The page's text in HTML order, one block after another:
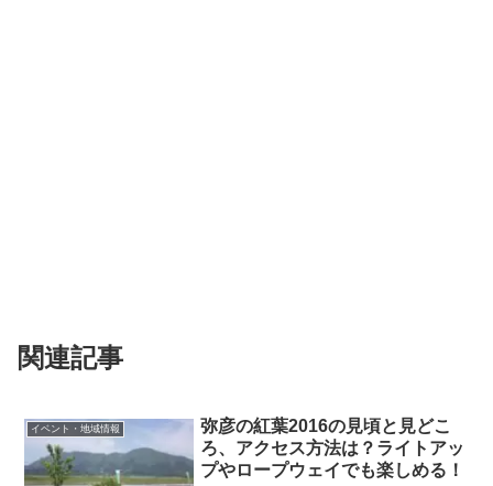
関連記事
イベント・地域情報
弥彦の紅葉2016の見頃と見どこ
ろ、アクセス方法は？ライトアッ
プやロープウェイでも楽しめる！